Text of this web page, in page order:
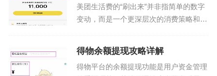
美团生活费的“刷出来”并非指简单的数字
变动，而是一个更深层次的消费策略和生
而美团生活服务提供的，是高度个性化
的、基于算法推荐的...
得物余额提现攻略详解
得物平台的余额提现功能是用户资金管理